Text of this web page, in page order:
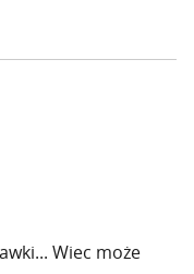
Wiec może